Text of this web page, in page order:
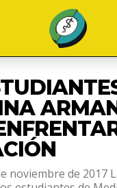
noviembre de 2017